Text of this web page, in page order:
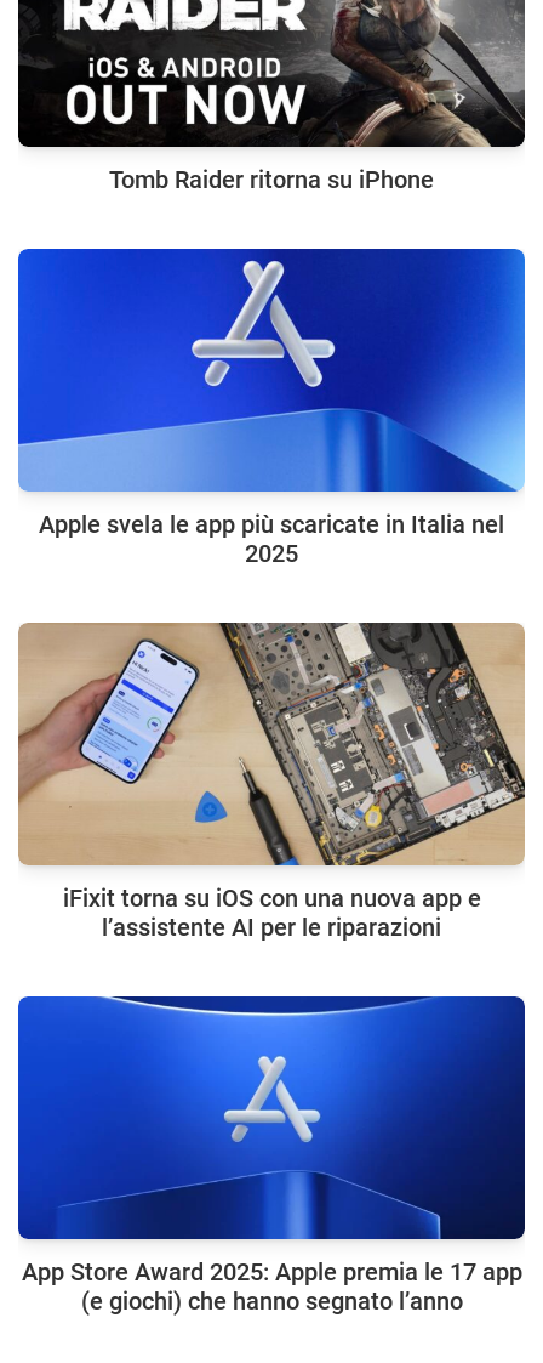
Tomb Raider ritorna su iPhone
Apple svela le app più scaricate in Italia nel
2025
iFixit torna su iOS con una nuova app e
l’assistente AI per le riparazioni
App Store Award 2025: Apple premia le 17 app
(e giochi) che hanno segnato l’anno